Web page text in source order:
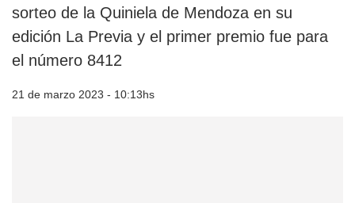
sorteo de la Quiniela de Mendoza en su
edición La Previa y el primer premio fue para
el número 8412
21 de marzo 2023 - 10:13hs